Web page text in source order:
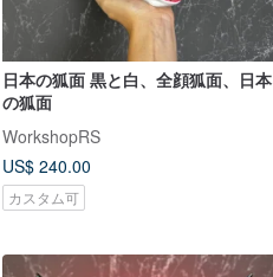
日本の狐面 黒と白、全顔狐面、日本
の狐面
WorkshopRS
US$ 240.00
カスタム可